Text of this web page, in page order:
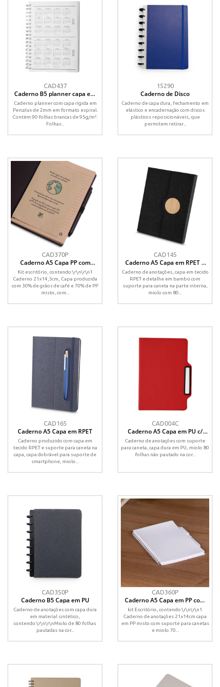
CAD437
Caderno B5 planner capa em
Caderno planner com capa rígida em
Percalux de 2mm em formato espiral.
Contém 90 folhas brancas de 95g/m².
Folhas...
15290
Caderno de Disco
Caderno de capa dura, fechamento em
elástico e encadernação com discos
plásticos reposicionáveis, que
permitem retirar...
CAD370P
Caderno A5 Capa PP com
Caneta
Kit escritório, contendo:\r\n\r\n1
Caderno 21x14,5cm, Capa produzida
com 30% de grãos de café e 70% de PP
misto, com...
CAD145
Caderno A5 Capa em RPET e
Detalhe em Bambu
Caderno de anotações, capa em tecido
RPET e detalhe em bambú com
suporte para caneta na parte interna,
miolo com 80...
CAD165
Caderno A5 Capa em RPET
Caderno produzido com capa em
tecido RPET e suporte para caneta na
capa, capa dobrável para suporte de
smartphone, miolo...
CAD004C
Caderno A5 Capa em PU c/
Caneta
Caderno de anotações com suporte
para caneta, capa dura em PU, miolo 80
folhas não pautado na cor...
CAD350P
Caderno B5 Capa em PU
Caderno de anotações com capa dura
em material sintético,
contendo:\r\n\r\nMiolo de 80 folhas
pautadas na cor...
CAD360P
Caderno A5 Capa em PP com
caneta
kit Escritório, contendo:\r\n\r\n1
Caderno de anotações 21x14cm capa
em PP misto com suporte para canetas
e miolo 70...